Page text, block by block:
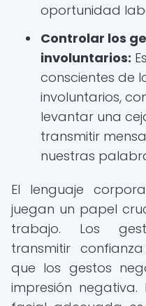
oportunidad
Controlar los
involuntarios:
conscientes de
involuntarios,
levantar una
transmitir
nuestras
El lenguaje
juegan un papel
trabajo. Los
transmitir
que los gestos
impresión negativa.